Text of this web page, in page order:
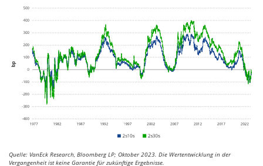
Quelle: VanEck Research, Bloomberg LP; Oktober 2023. Die Wertentwicklung in der
Vergangenheit ist keine Garantie für zukünftige Ergebnisse.